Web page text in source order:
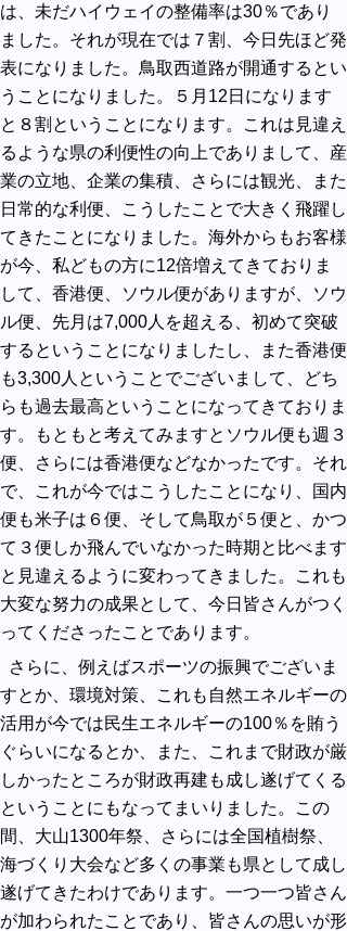
は、未だハイウェイの整備率は30％であり
ました。それが現在では７割、今日先ほど発
表になりました。鳥取西道路が開通するとい
うことになりました。５月12日になります
と８割ということになります。これは見違え
るような県の利便性の向上でありまして、産
業の立地、企業の集積、さらには観光、また
日常的な利便、こうしたことで大きく飛躍し
てきたことになりました。海外からもお客様
が今、私どもの方に12倍増えてきておりま
して、香港便、ソウル便がありますが、ソウ
ル便、先月は7,000人を超える、初めて突破
するということになりましたし、また香港便
も3,300人ということでございまして、どち
らも過去最高ということになってきておりま
す。もともと考えてみますとソウル便も週３
便、さらには香港便などなかったです。それ
で、これが今ではこうしたことになり、国内
便も米子は６便、そして鳥取が５便と、かつ
て３便しか飛んでいなかった時期と比べます
と見違えるように変わってきました。これも
大変な努力の成果として、今日皆さんがつく
ってくださったことであります。
さらに、例えばスポーツの振興でございま
すとか、環境対策、これも自然エネルギーの
活用が今では民生エネルギーの100％を賄う
ぐらいになるとか、また、これまで財政が厳
しかったところが財政再建も成し遂げてくる
ということにもなってまいりました。この
間、大山1300年祭、さらには全国植樹祭、
海づくり大会など多くの事業も県として成し
遂げてきたわけであります。一つ一つ皆さん
が加わられたことであり、皆さんの思いが形